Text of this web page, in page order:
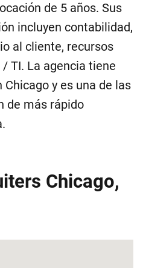
de 5 años. Sus
incluyen contabilidad,
al cliente, recursos
TI. La agencia tiene
y es una de las
de más rápido
Chicago,